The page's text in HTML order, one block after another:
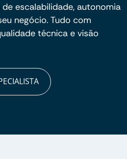
escalabilidade, autonomia
negócio. Tudo com
técnica e visão